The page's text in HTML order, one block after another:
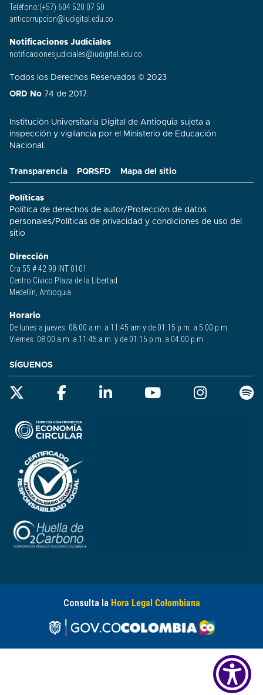
Transparencia PQRSFD Mapa del sitio
Políticas
Política de derechos de autor/Protección de datos
personales/Políticas de privacidad y condiciones de uso del
sitio​
Dirección
Cra 55 # 42 90 INT 0101
Centro Cívico Plaza de la Libertad
Medellín, Antioquia
Horario
De lunes a jueves: 08:00 a.m. a 11:45 am y de 01:15 p.m. a 5:00 p.m.
Viernes: 08:00 a.m. a 11:45 a.m. y de 01:15 p.m. a 04:00 p.m.
Teléfono:(+57) 604 520 07 50
anticorrupcion@iudigital.edu.co
Notificaciones Judiciales
notificacionesjudiciales@iudigital.edu.co
Todos los Derechos Reservados © 2023
ORD No 74 de 2017.
Institución Universitaria Digital de Antioquia sujeta a
inspección y vigilancia por el Ministerio de Educación
Nacional.
SÍGUENOS
Consulta la Hora Legal Colombiana